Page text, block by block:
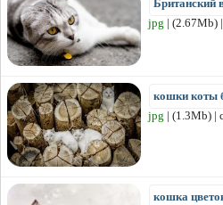
Британский
jpg | (2.67Mb)
кошки коты
jpg | (1.3Mb) |
кошка